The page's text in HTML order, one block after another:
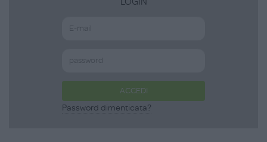
ACCEDI
Password dimenticata?